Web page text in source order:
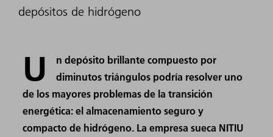
depósitos de hidrógeno
U
n depósito brillante compuesto por
diminutos triángulos podría resolver uno
de los mayores problemas de la transición
energética: el almacenamiento seguro y
compacto de hidrógeno. La empresa sueca NITIU